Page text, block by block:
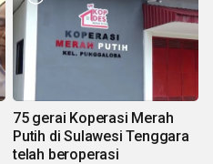
75 gerai Koperasi Merah
Putih di Sulawesi Tenggara
telah beroperasi